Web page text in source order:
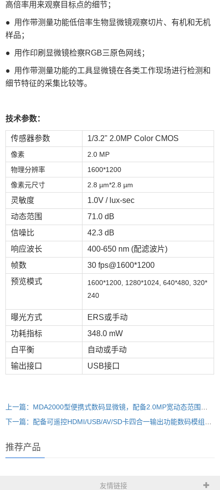
高倍率用来观察目标点的细节；
● 用作带测量功能低倍率生物显微镜观察切片、有机和无机
样品；
● 用作印刷显微镜检察RGB三原色网线；
● 用作带测量功能的工具显微镜在各类工作现场进行检测和
细节特征的采集比较等。
技术参数：
传感器参数 1/3.2" 2.0MP Color CMOS
像素
2.0 MP
物理分辨率
1600*1200
像素元尺寸
2.8 µm*2.8 µm
灵敏度
1.0V / lux-sec
动态范围
71.0 dB
信噪比
42.3 dB
响应波长
400-650 nm (配滤波片)
帧数
30 fps@1600*1200
预览模式
1600*1200, 1280*1024, 640*480, 320*
240
曝光方式
ERS或手动
功耗指标
348.0 mW
白平衡
自动或手动
输出接口
USB接口
推荐产品
友情链接